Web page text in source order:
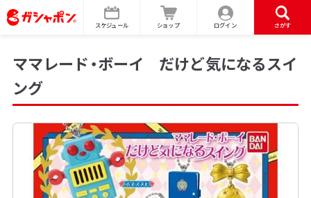
スケジュール ショップ ログイン さがす
ママレード・ボーイ だけど気になるスイ
ング